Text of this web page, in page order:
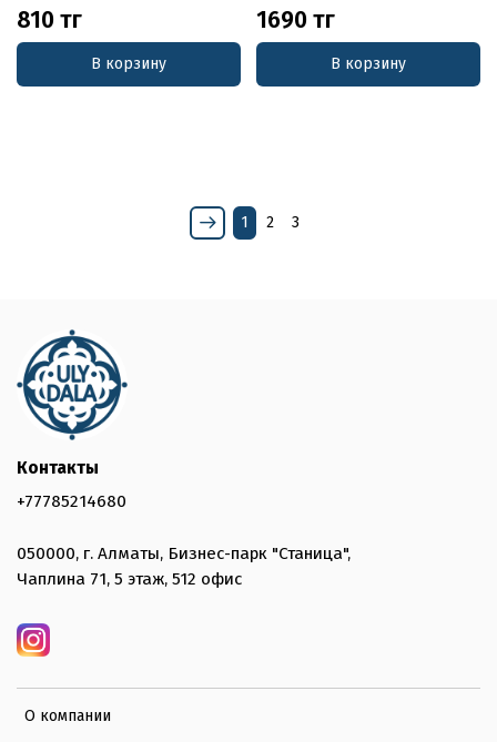
810 тг
В корзину
1690 тг
В корзину
1 2 3
О компании
Контакты
+77785214680
050000, г. Алматы, Бизнес-парк "Станица",
Чаплина 71, 5 этаж, 512 офис